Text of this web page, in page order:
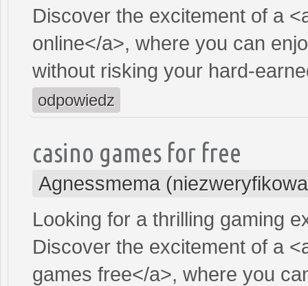
Discover the excitement of a
online</a>, where you can
without risking your hard-
odpowiedz
casino games for free
Agnessmema
Looking for a thrilling gaming
Discover the excitement of a
games free</a>, where you